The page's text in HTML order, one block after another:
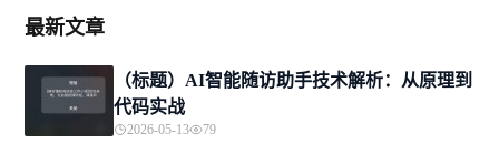
最新文章
（标题）AI智能随访助手技术解析：从原理到
代码实战
2026-05-13 79